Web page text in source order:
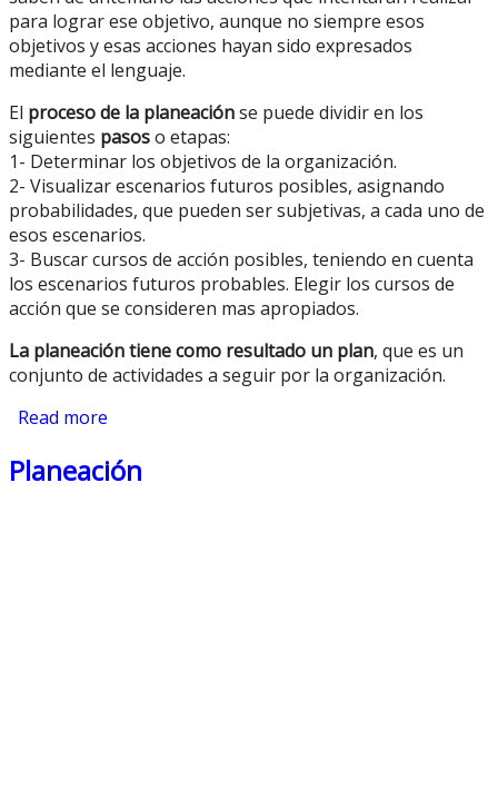
para lograr ese objetivo, aunque no siempre esos
objetivos y esas acciones hayan sido expresados
mediante el lenguaje.
El proceso de la planeaciónse puede dividir en los
siguientes pasoso etapas:
1- Determinar los objetivos de la organización.
2- Visualizar escenarios futuros posibles, asignando
probabilidades, que pueden ser subjetivas, a cada uno de
esos escenarios.
3- Buscar cursos de acción posibles, teniendo en cuenta
los escenarios futuros probables. Elegir los cursos de
acción que se consideren mas apropiados.
La planeación tiene como resultado un plan, que es un
conjunto de actividades a seguir por la organización.
Read more
Planeación